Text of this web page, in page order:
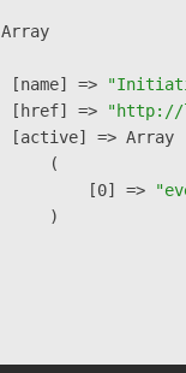
[name] =>
[href] =>
"http://
[active] => Array
(
[0] =>
)